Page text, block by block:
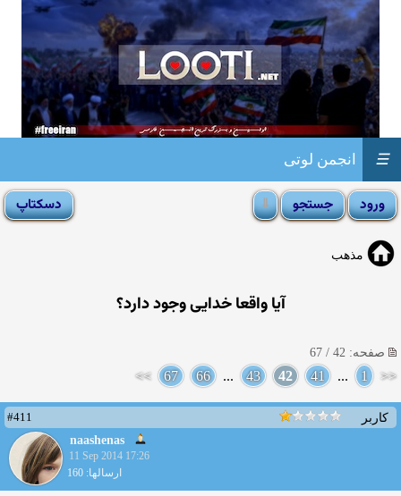
انجمن لوتی ☰
مذهب
آيا واقعا خدايى وجود دارد؟
صفحه: 42 / 67
<<
1
...
41
42
43
...
66
67
>>
کاربر
#411
naashenas
11 Sep 2014 17:26
ارسالها: 160